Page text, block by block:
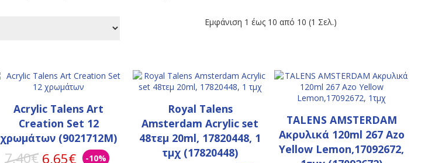
Εμφάνιση 1 έως 10 από 10 (1 Σελ.)
Acrylic Talens Art
Creation Set 12
χρωμάτων (9021712M)
7,40€ 6,65€
-10%
Royal Talens
Amsterdam Acrylic set
48τεμ 20ml, 17820448, 1
τμχ (17820448)
TALENS AMSTERDAΜ
Ακρυλικά 120ml 267 Azo
Yellow Lemon,17092672,